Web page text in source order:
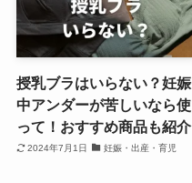
授乳ブラはいらない？妊娠
中アンダーが苦しいなら使
って！おすすめ商品も紹介
2024年7月1日 妊娠・出産・育児